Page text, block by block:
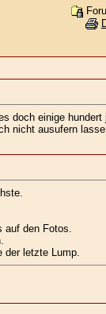
doch einige
nicht ausufern
auf den Fotos.
der letzte Lump.